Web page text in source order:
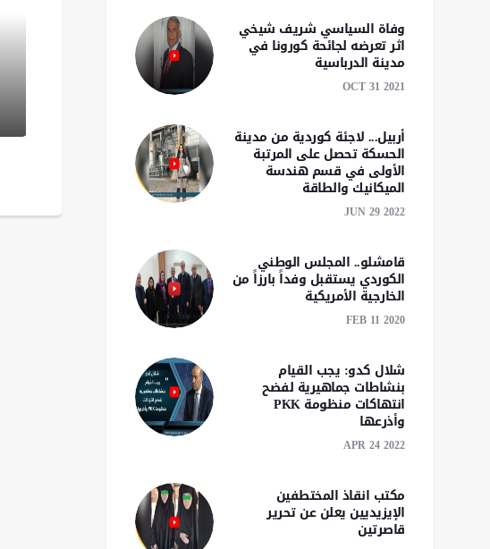
الحرارة تجعل الأدوية
العلاجية غير آمنة ناقلات نفط تغادر مضيق
وفاة السياسي شريف شيخي
اثر تعرضه لجائحة كورونا في
مدينة الدرباسية
OCT 31 2021
أربيل... لاجئة كوردية من مدينة
الحسكة تحصل على المرتبة
الأولى في قسم هندسة
الميكانيك والطاقة
JUN 29 2022
قامشلو.. المجلس الوطني
الكوردي يستقبل وفداً بارزاً من
الخارجية الأمريكية
FEB 11 2020
شلال كدو: يجب القيام
بنشاطات جماهيرية لفضح
انتهاكات منظومة PKK
وأذرعها
APR 24 2022
مكتب انقاذ المختطفين
الإيزيديين يعلن عن تحرير
قاصرتين